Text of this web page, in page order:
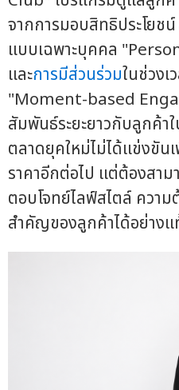
จากการมอบสิทธิประโยช
แบบเฉพาะบุคคล
และการมีส่วนร่วมในช่วง
"Moment-based
สัมพันธ์ระยะยาวกับลูกค้
ตลาดยุคใหม่ไม่ได้แข่งขั
ราคาอีกต่อไป แต่ต้องสา
ตอบโจทย์ไลฟ์สไตล์ ความ
สำคัญของลูกค้าได้อย่างแ